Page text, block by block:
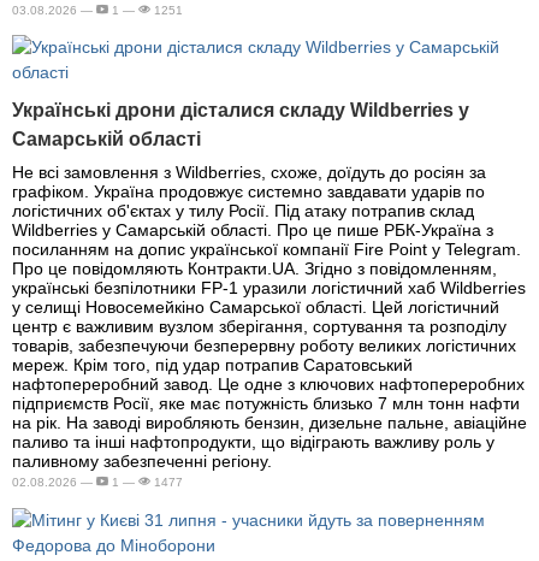
03.08.2026 — 1 — 1251
Українські дрони дісталися складу Wildberries у
Самарській області
Не всі замовлення з Wildberries, схоже, доїдуть до росіян за
графіком. Україна продовжує системно завдавати ударів по
логістичних об'єктах у тилу Росії. Під атаку потрапив склад
Wildberries у Самарській області. Про це пише РБК-Україна з
посиланням на допис української компанії Fire Point у Telegram.
Про це повідомляють Контракти.UA. Згідно з повідомленням,
українські безпілотники FP-1 уразили логістичний хаб Wildberries
у селищі Новосемейкіно Самарської області. Цей логістичний
центр є важливим вузлом зберігання, сортування та розподілу
товарів, забезпечуючи безперервну роботу великих логістичних
мереж. Крім того, під удар потрапив Саратовський
нафтопереробний завод. Це одне з ключових нафтопереробних
підприємств Росії, яке має потужність близько 7 млн тонн нафти
на рік. На заводі виробляють бензин, дизельне пальне, авіаційне
паливо та інші нафтопродукти, що відіграють важливу роль у
паливному забезпеченні регіону.
02.08.2026 — 1 — 1477